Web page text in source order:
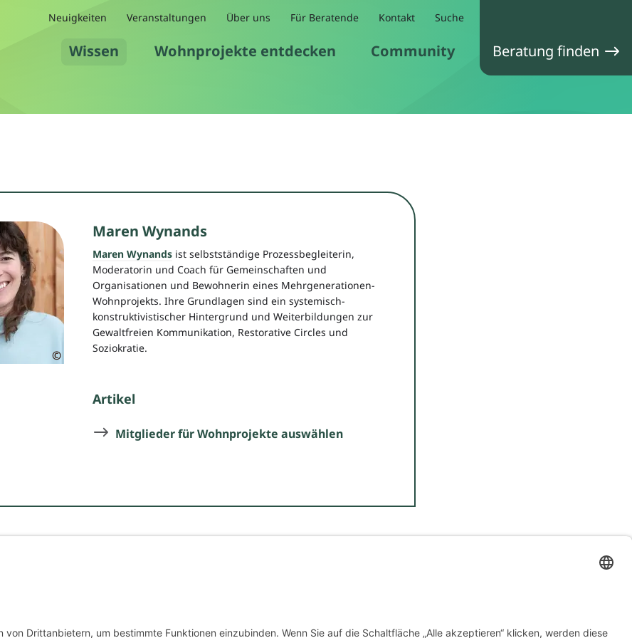
Wissen Wohnprojekte entdecken Community
Neuigkeiten Veranstaltungen Über uns Für Beratende Kontakt Suche
Beratung finden
©
Maren Wynands
Maren Wynands ist selbstständige Prozessbegleiterin,
Moderatorin und Coach für Gemeinschaften und
Organisationen und Bewohnerin eines Mehrgenerationen-
Wohnprojekts. Ihre Grundlagen sind ein systemisch-
konstruktivistischer Hintergrund und Weiterbildungen zur
Gewaltfreien Kommunikation, Restorative Circles und
Soziokratie.
Artikel
Mitglieder für Wohnprojekte auswählen
Über uns Impressum Datenschutz AGB